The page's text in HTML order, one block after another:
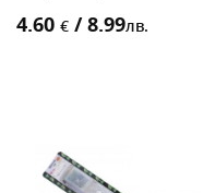
4.60 € / 8.99лв.